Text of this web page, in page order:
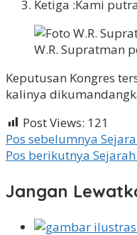
Ketiga :Kami
W.R. Supratman
Keputusan Kongres
kalinya
Post Views: 121
Navigasi
pos
Pos sebelumnya
Pos berikutnya
Jangan